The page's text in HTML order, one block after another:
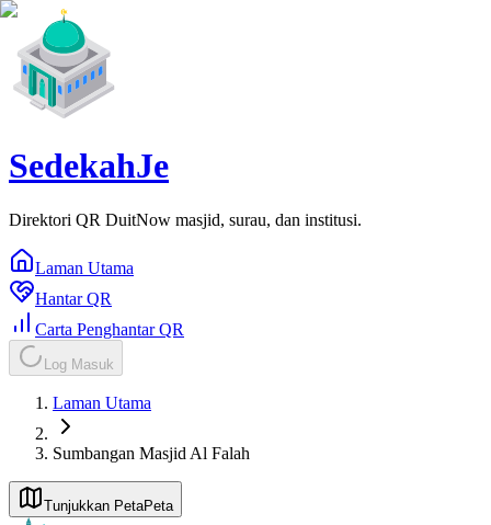
SedekahJe
Direktori QR DuitNow masjid, surau, dan institusi.
Laman Utama
Hantar QR
Carta Penghantar QR
Log Masuk
Laman Utama
Sumbangan Masjid Al Falah
Tunjukkan PetaPeta